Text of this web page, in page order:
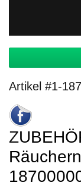
Artikel #1-
ZUBEHÖR ALLGEMEIN